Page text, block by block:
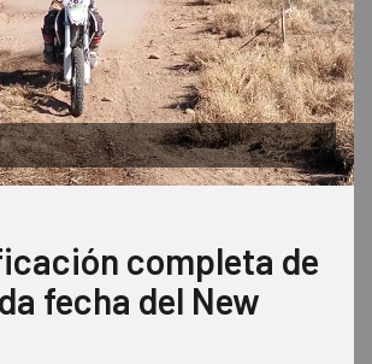
completa de
fecha del New